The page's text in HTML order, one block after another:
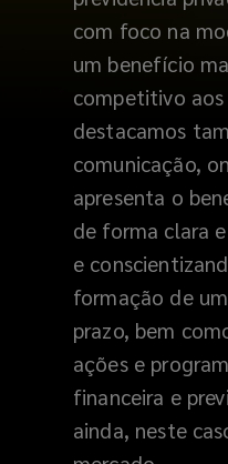
com foco na
um benefício
competitivo aos
destacamos
comunicação,
apresenta o
de forma clara
e
formação de
prazo, bem
ações e
financeira e
ainda, neste